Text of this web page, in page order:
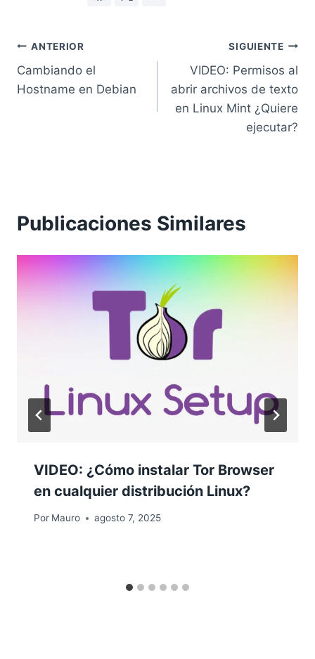
Navegación
de
ANTERIOR
Cambiando el
Hostname en Debian
SIGUIENTE
VIDEO: Permisos al
abrir archivos de texto
en Linux Mint ¿Quiere
ejecutar?
Publicaciones Similares
VIDEO: ¿Cómo instalar Tor Browser
en cualquier distribución Linux?
Por Mauro agosto 7, 2025